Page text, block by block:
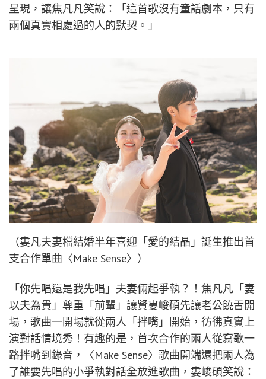
呈現，讓焦凡凡笑說：「這首歌沒有童話劇本，只有
兩個真實相處過的人的默契。」
（婁凡夫妻檔結婚半年喜迎「愛的結晶」誕生推出首
支合作單曲〈Make Sense〉）
「你先唱還是我先唱」夫妻倆起爭執？！焦凡凡「妻
以夫為貴」尊重「前輩」讓賢婁峻碩先讓老公饒舌開
場，歌曲一開場就從兩人「拌嘴」開始，彷彿真實上
演對話情境秀！有趣的是，首次合作的兩人從寫歌一
路拌嘴到錄音，〈Make Sense〉歌曲開端還把兩人為
了誰要先唱的小爭執對話全放進歌曲，婁峻碩笑說：